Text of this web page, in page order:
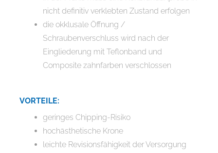
nicht definitiv verklebten Zustand erfolgen
die okklusale Öffnung /
Schraubenverschluss wird nach der
Eingliederung mit Teflonband und
Composite zahnfarben verschlossen
VORTEILE:
geringes Chipping-Risiko
hochästhetische Krone
leichte Revisionsfähigkeit der Versorgung